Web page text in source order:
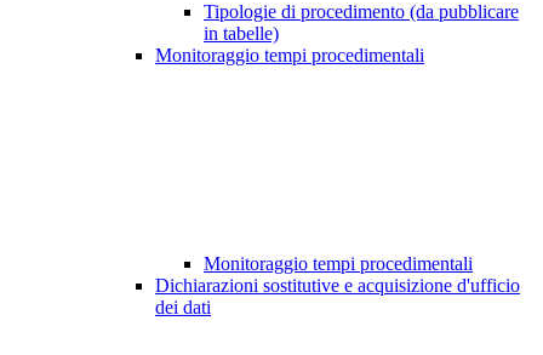
Tipologie di procedimento (da pubblicare
in tabelle)
Monitoraggio tempi procedimentali
Monitoraggio tempi procedimentali
Dichiarazioni sostitutive e acquisizione d'ufficio
dei dati